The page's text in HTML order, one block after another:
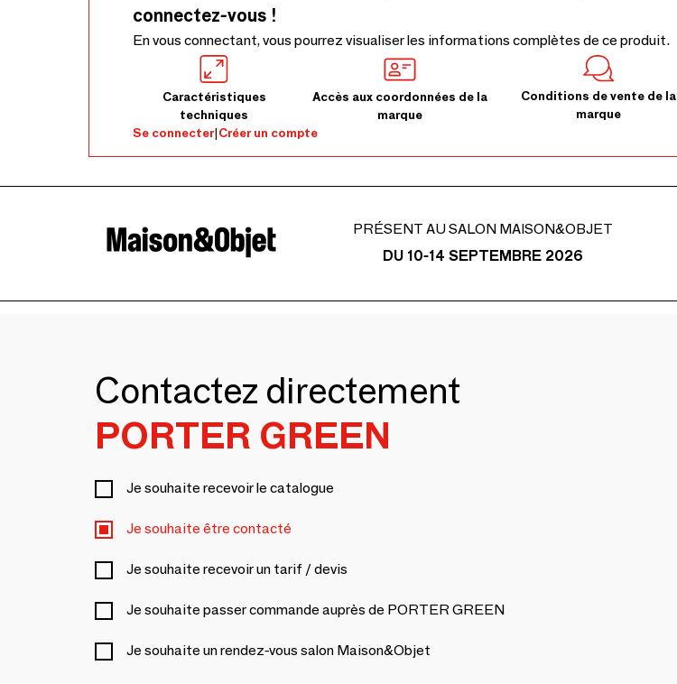
connectez-vous !
En vous connectant, vous pourrez visualiser les informations complètes de ce produit.
Caractéristiques
techniques
Accès aux coordonnées de la
marque
Conditions de vente de la
marque
Se connecter|Créer un compte
PRÉSENT AU SALON MAISON&OBJET
DU 10-14 SEPTEMBRE 2026
Contactez directement
PORTER GREEN
Je souhaite recevoir le catalogue
Je souhaite être contacté
Je souhaite recevoir un tarif / devis
Je souhaite passer commande auprès de PORTER GREEN
Je souhaite un rendez-vous salon Maison&Objet